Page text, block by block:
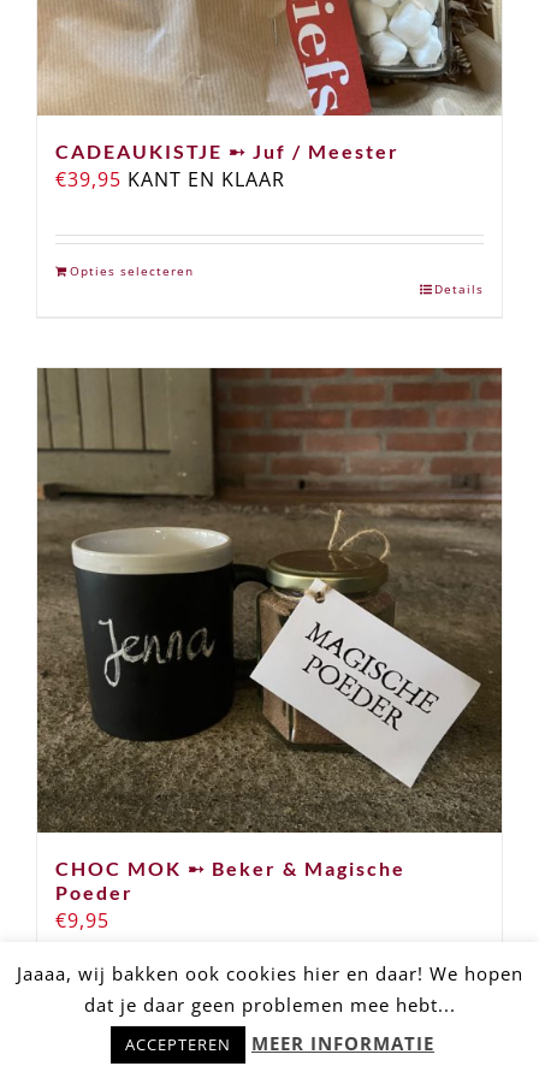
CADEAUKISTJE ➸ Juf / Meester
€39,95 KANT EN KLAAR
Opties selecteren
Details
CHOC MOK ➸ Beker & Magische
Poeder
€9,95
Opties selecteren
Jaaaa, wij bakken ook cookies hier en daar! We hopen
dat je daar geen problemen mee hebt...
ACCEPTEREN MEER INFORMATIE
Hulp nodig? Stel snel je vraag!